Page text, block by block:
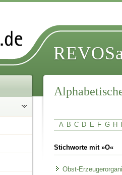
A B C D E F G H
Stichworte mit »O«
Obst-